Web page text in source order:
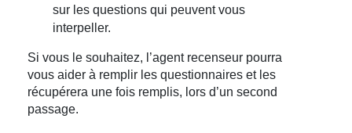
sur les questions qui peuvent vous
interpeller.
Si vous le souhaitez, l’agent recenseur pourra
vous aider à remplir les questionnaires et les
récupérera une fois remplis, lors d’un second
passage.